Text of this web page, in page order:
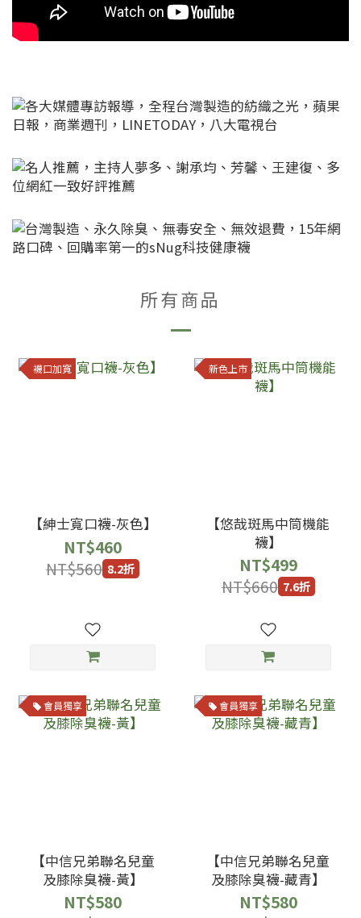
所有商品
襪口加寬
【紳士寬口襪-灰色】
NT$460
NT$560 8.2折
新色上市
【悠哉斑馬中筒機能
襪】
NT$499
NT$660 7.6折
會員獨享
【中信兄弟聯名兒童
及膝除臭襪-黃】
NT$580
會員獨享
【中信兄弟聯名兒童
及膝除臭襪-藏青】
NT$580